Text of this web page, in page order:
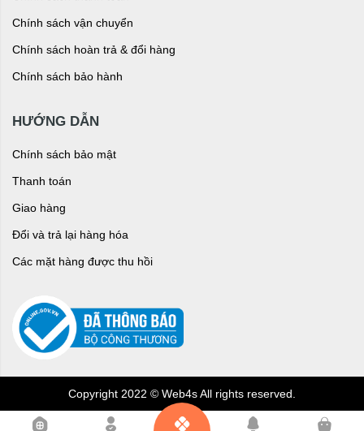
Chính sách vận chuyển
Chính sách hoàn trả & đổi hàng
Chính sách bảo hành
HƯỚNG DẪN
Chính sách bảo mật
Thanh toán
Giao hàng
Đổi và trả lại hàng hóa
Các mặt hàng được thu hồi
Copyright 2022 © Web4s All rights reserved.